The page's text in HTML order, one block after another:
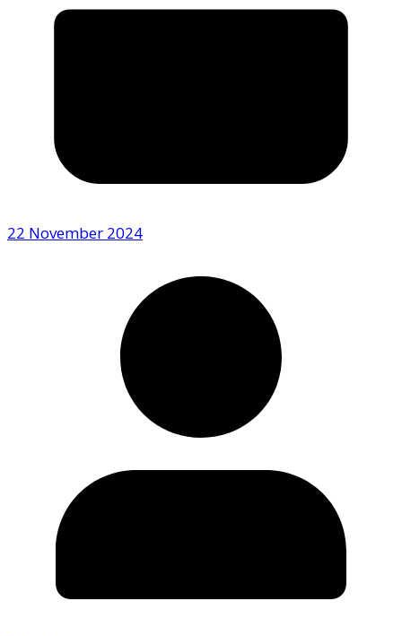
22 November 2024